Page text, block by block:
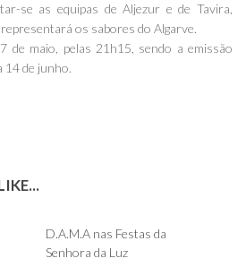
se as equipas de Aljezur e de Tavira,
os sabores do Algarve.
de maio, pelas 21h15, sendo a emissão
14 de junho.
D.A.M.A nas Festas da
Senhora da Luz